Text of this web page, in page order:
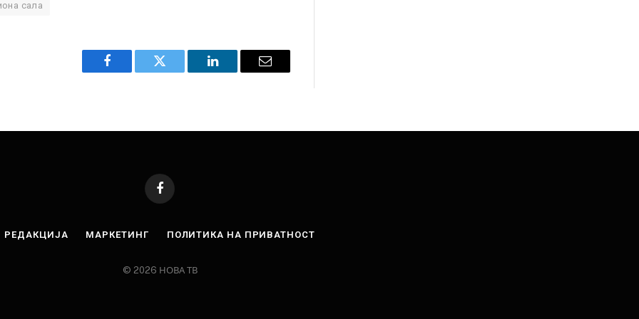
сала
Facebook Twitter LinkedIn Email
Facebook
РЕДАКЦИЈА МАРКЕТИНГ ПОЛИТИКА НА ПРИВАТНОСТ
© 2026 НОВА ТВ